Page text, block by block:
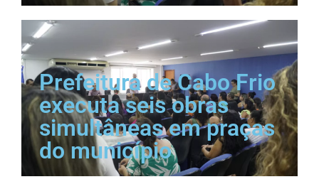
Prefeitura de Cabo Frio
executa seis obras
simultâneas em praças
do município